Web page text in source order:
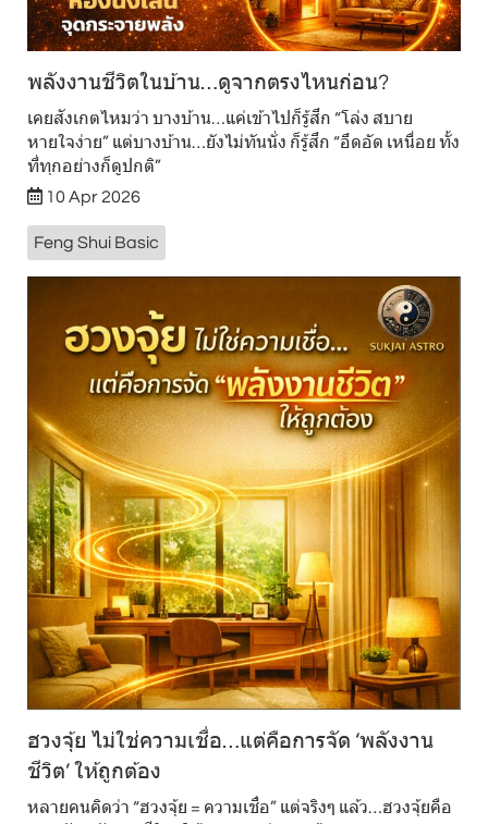
พลังงานชีวิตในบ้าน…ดูจากตรงไหนก่อน?
เคยสังเกตไหมว่า บางบ้าน…แค่เข้าไปก็รู้สึก “โล่ง สบาย
หายใจง่าย” แต่บางบ้าน…ยังไม่ทันนั่ง ก็รู้สึก “อึดอัด เหนื่อย ทั้ง
ที่ทุกอย่างก็ดูปกติ”
10 Apr 2026
Feng Shui Basic
ฮวงจุ้ย ไม่ใช่ความเชื่อ…แต่คือการจัด ‘พลังงาน
ชีวิต’ ให้ถูกต้อง
หลายคนคิดว่า “ฮวงจุ้ย = ความเชื่อ” แต่จริงๆ แล้ว…ฮวงจุ้ยคือ